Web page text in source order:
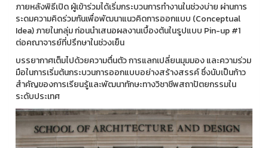
ภายหลังพิธีเปิด ผู้เข้าร่วมได้เริ่มกระบวนการทำงานในช่วงบ่าย ผ่านการ
ระดมความคิดร่วมกันเพื่อพัฒนาแนวคิดการออกแบบ (Conceptual
Idea) ภายในกลุ่ม ก่อนนำเสนอผลงานเบื้องต้นในรูปแบบ Pin-up #1
ต่อคณาจารย์ที่ปรึกษาในช่วงเย็น
บรรยากาศเต็มไปด้วยความตื่นตัว การแลกเปลี่ยนมุมมอง และความร่วม
มือในการเริ่มต้นกระบวนการออกแบบอย่างสร้างสรรค์ ซึ่งนับเป็นก้าว
สำคัญของการเรียนรู้และพัฒนาทักษะทางวิชาชีพสถาปัตยกรรมใน
ระดับประเทศ